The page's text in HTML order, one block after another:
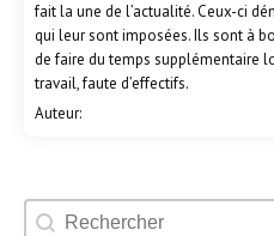
fait la une de l’actualité. Ceux-ci
qui leur sont imposées. Ils sont à
de faire du temps supplémentaire
travail, faute d’effectifs.
Auteur:
Rechercher un évènement